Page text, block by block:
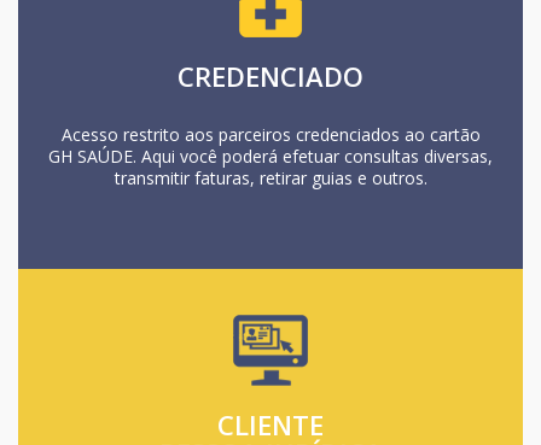
CREDENCIADO
Acesso restrito aos parceiros credenciados ao cartão
GH SAÚDE. Aqui você poderá efetuar consultas diversas,
transmitir faturas, retirar guias e outros.
CLIENTE